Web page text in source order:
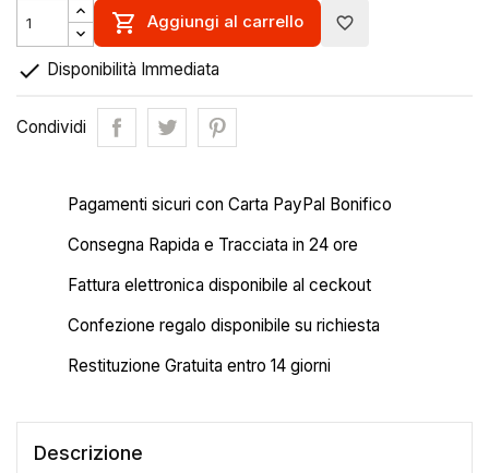
 Aggiungi al carrello favorite_border
 Disponibilità Immediata
Condividi
Pagamenti sicuri con Carta PayPal Bonifico
Consegna Rapida e Tracciata in 24 ore
Fattura elettronica disponibile al ceckout
Confezione regalo disponibile su richiesta
Restituzione Gratuita entro 14 giorni
Descrizione